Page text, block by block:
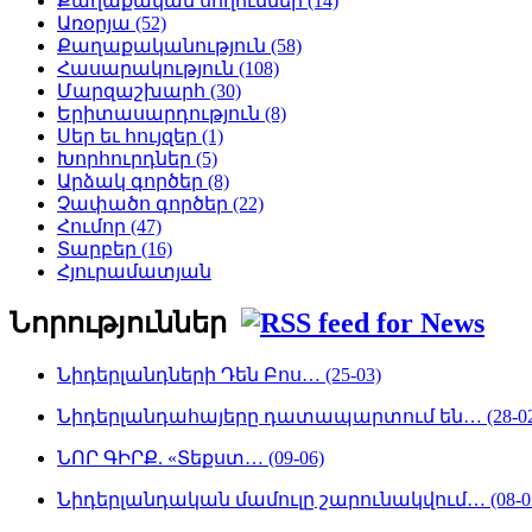
Առօրյա (52)
Քաղաքականություն (58)
Հասարակություն (108)
Մարզաշխարհ (30)
Երիտասարդություն (8)
Սեր եւ հույզեր (1)
Խորհուրդներ (5)
Արձակ գործեր (8)
Չափածո գործեր (22)
Հումոր (47)
Տարբեր (16)
Հյուրամատյան
Նորություններ
Նիդերլանդների Դեն Բոս… (25-03)
Նիդերլանդահայերը դատապարտում են… (28-
ՆՈՐ ԳԻՐՔ. «Տեքստ… (09-06)
Նիդերլանդական մամուլը շարունակվում… (08-